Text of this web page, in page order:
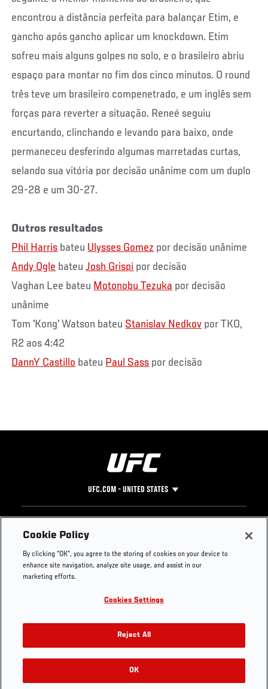
encontrou a distância perfeita para balançar Etim, e
gancho após gancho aplicar um knockdown. Etim
sofreu mais alguns golpes no solo, e o brasileiro abriu
espaço para montar no fim dos cinco minutos. O round
três teve um brasileiro compenetrado, e um inglês sem
forças para reverter a situação. Reneé seguiu
encurtando, clinchando e levando para baixo, onde
permaneceu desferindo algumas marretadas curtas,
selando sua vitória por decisão unânime com um duplo
29-28 e um 30-27.
Outros resultados
Phil Harris bateu Ulysses Gomez por decisão unânime
Andy Ogle bateuJosh Grispi por decisão
Vaghan Lee bateu Motonobu Tezuka por decisão
unânime
Tom 'Kong' Watson bateu Stanislav Nedkov por TKO,
R2 aos 4:42
DannY Castillo bateu Paul Sass por decisão
UFC.COM - UNITED STATES
Footer
UFC
UFC Foundation
UFC Careers
Store
UFC Video
Instagram
YouTube
TikTok
Twitter
Press
Cookie Policy
By clicking “OK”, you agree to the storing of cookies on your device to
enhance site navigation, analyze site usage, and assist in our
marketing efforts.
Cookies Settings
Reject All
OK